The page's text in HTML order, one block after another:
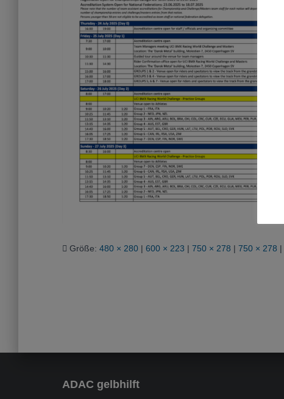
Größe: 480 × 280 | 600 × 223 | 750 × 278 | 750 × 278 |
ADAC gelbhilft